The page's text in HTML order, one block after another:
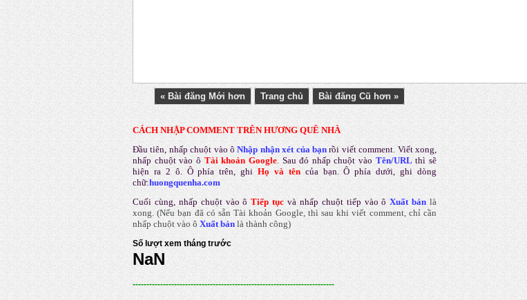
« Bài đăng Mới hơn Trang chủ Bài đăng Cũ hơn »
CÁCH NHẬP COMMENT TRÊN HƯƠNG QUÊ NHÀ
Đầu tiên, nhấp chuột vào ô Nhập nhận xét của bạn rồi viết comment. Viết xong,
nhấp chuột vào ô Tài khoản Google. Sau đó nhấp chuột vào Tên/URL thì sẽ
hiện ra 2 ô. Ô phía trên, ghiHọ và tên của bạn. Ô phía dưới, ghi dòng
chữ:huongquenha.com
Cuối cùng, nhấp chuột vào ô Tiếp tục và nhấp chuột tiếp vào ôXuất bản là
xong.(Nếu bạn đã có sẵn Tài khoản Google, thì sau khi viết comment, chỉ cần
nhấp chuột vào ôXuất bản là thành công)
Số lượt xem tháng trước
NaN
-------------------------------------------------------------------------